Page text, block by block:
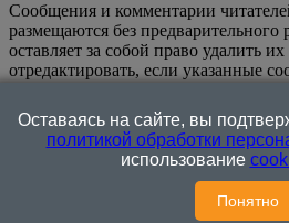
Сообщения и комментарии
размещаются без предварительного
оставляет за собой право удалить
отредактировать, если указанные
или нарушением иных требований
информационном ресурсе
технологии (информационные
информации на основе сбора,
сведений, относящихся к
"Интернет", находящихся на
Оставаясь на сайте, вы
политикой обработки
использование
Понятно